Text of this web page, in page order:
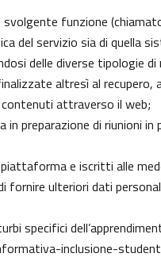
funzione
del servizio sia di quella
delle diverse tipologie
altresì al
contenuti attraverso il web;
preparazione di riunioni in
e iscritti alle
ulteriori dati
specifici
inclusione-